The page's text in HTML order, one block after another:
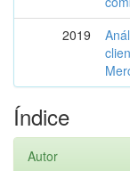
2019
Índice
Autor